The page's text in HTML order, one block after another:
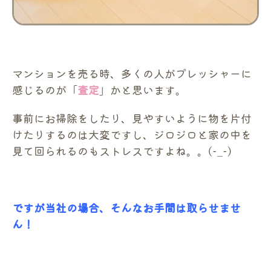
マンションを売る時、多くの人がプレッシャーに
感じるのが「 査定 」かと思います。
事前にお掃除をしたり、見やすいように物を片付
けたりするのは大変ですし、ジロジロと家の中を
見て回られるのもストレスですよね。。(-_-)
ですが当社の場合、そんなお手間は取らせませ
ん！